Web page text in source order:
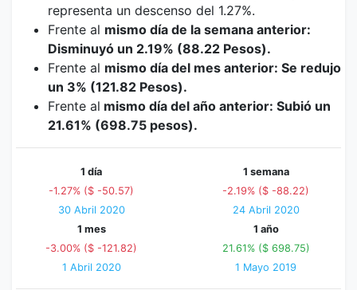
representa un descenso del 1.27%.
Frente al mismo día de la semana anterior:
Disminuyó un 2.19% (88.22 Pesos).
Frente al mismo día del mes anterior: Se redujo
un 3% (121.82 Pesos).
Frente al mismo día del año anterior: Subió un
21.61% (698.75 pesos).
1 día
-1.27% ($ -50.57)
30 Abril 2020
1 semana
-2.19% ($ -88.22)
24 Abril 2020
1 mes
-3.00% ($ -121.82)
1 Abril 2020
1 año
21.61% ($ 698.75)
1 Mayo 2019